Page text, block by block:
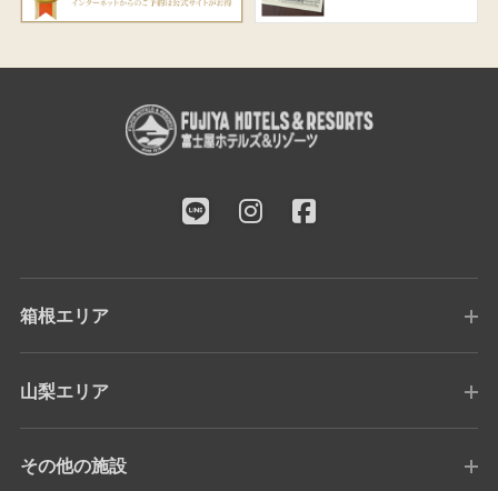
箱根エリア
山梨エリア
その他の施設